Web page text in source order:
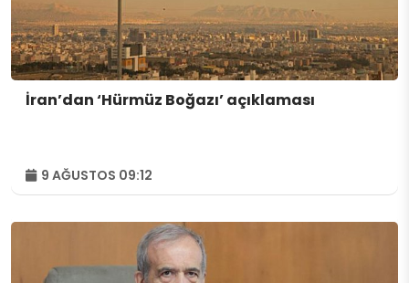
İran’dan ‘Hürmüz Boğazı’ açıklaması
9 AĞUSTOS 09:12